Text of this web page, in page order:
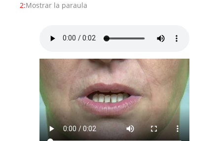
2:Mostrar la paraula